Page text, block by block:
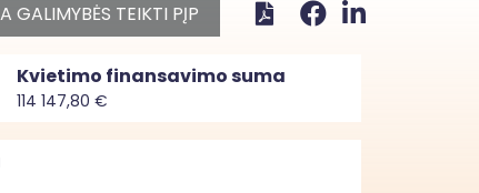
GALIMYBĖS TEIKTI PĮP
Kvietimo finansavimo suma
114 147,80 €